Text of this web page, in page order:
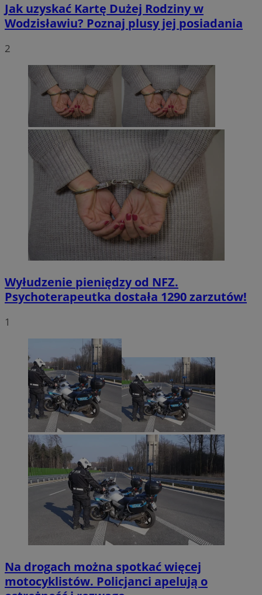
Jak uzyskać Kartę Dużej Rodziny w
Wodzisławiu? Poznaj plusy jej posiadania
2
Wyłudzenie pieniędzy od NFZ.
Psychoterapeutka dostała 1290 zarzutów!
1
Na drogach można spotkać więcej
motocyklistów. Policjanci apelują o